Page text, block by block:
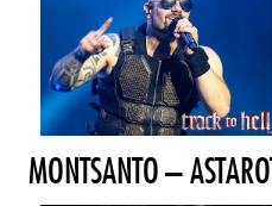
MONTSANTO –